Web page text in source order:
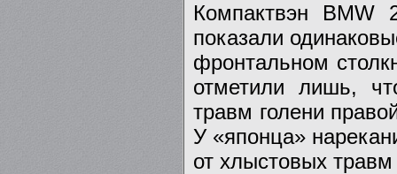
Компактвэн BMW
показали
фронтальном
отметили лишь,
травм голени
У «японца»
от хлыстовых